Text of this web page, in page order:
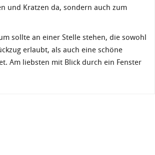
und Kratzen da, sondern auch zum
sollte an einer Stelle stehen, die sowohl
erlaubt, als auch eine schöne
Am liebsten mit Blick durch ein Fenster